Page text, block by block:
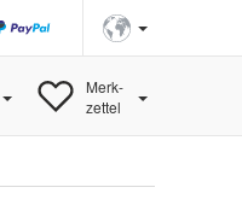
Merk-
zettel